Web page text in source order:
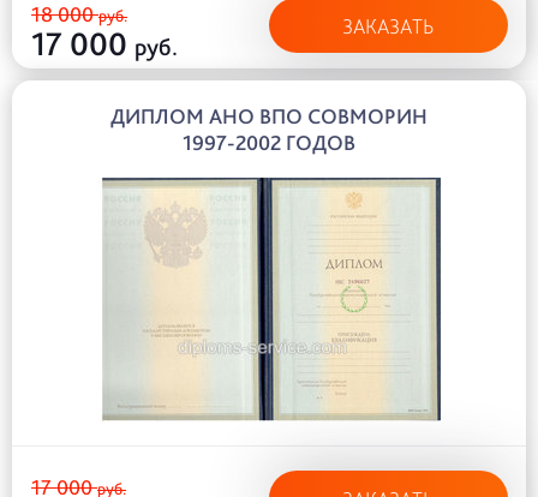
18 000руб.
17 000 руб.
ЗАКАЗАТЬ
ДИПЛОМ АНО ВПО СОВМОРИН
1997-2002 ГОДОВ
17 000руб.